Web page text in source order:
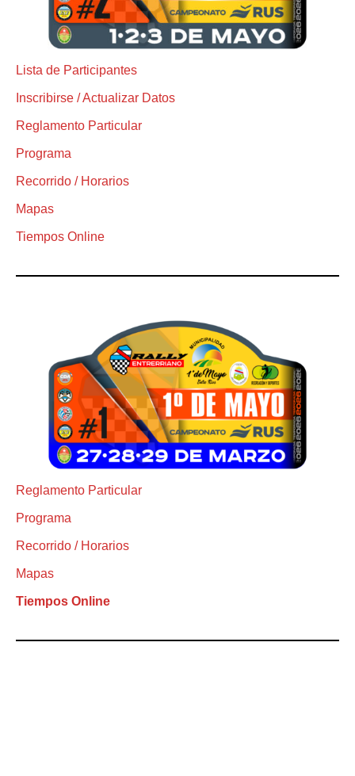
Lista de Participantes
Inscribirse / Actualizar Datos
Reglamento Particular
Programa
Recorrido / Horarios
Mapas
Tiempos Online
Reglamento Particular
Programa
Recorrido / Horarios
Mapas
Tiempos Online